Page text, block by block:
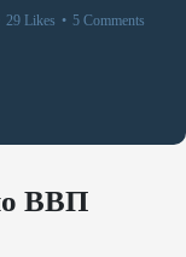
29 Likes • 5 Comments
ВВП